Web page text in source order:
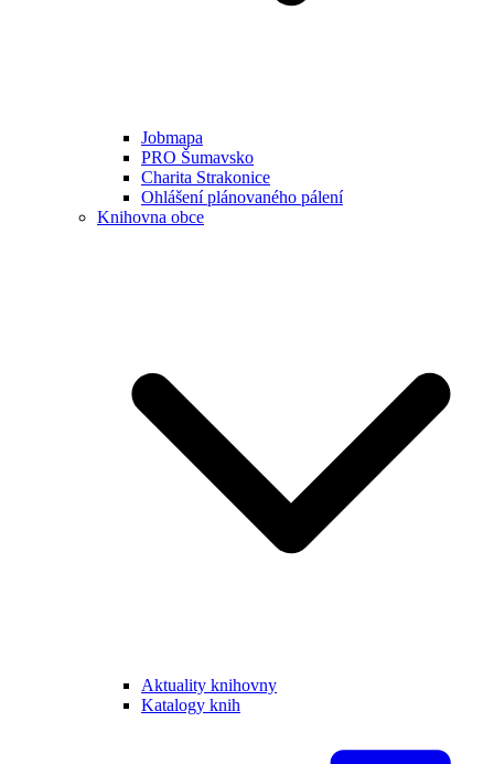
Jobmapa
PRO Šumavsko
Charita Strakonice
Ohlášení plánovaného pálení
Knihovna obce
Aktuality knihovny
Katalogy knih